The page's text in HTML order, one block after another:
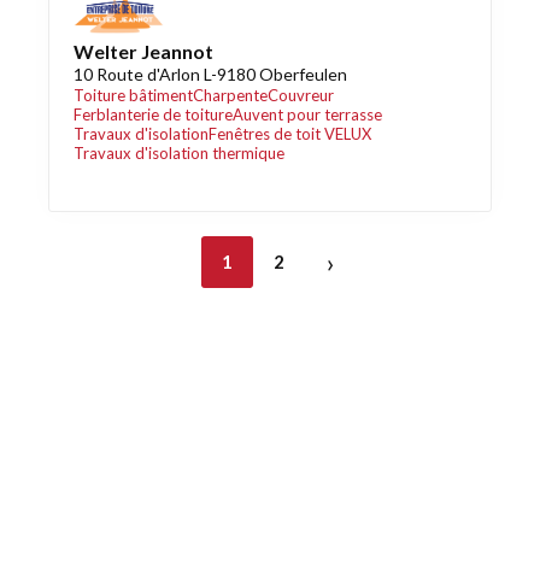
Welter Jeannot
10 Route d'Arlon L-9180 Oberfeulen
Toiture bâtimentCharpenteCouvreur
Ferblanterie de toitureAuvent pour terrasse
Travaux d'isolationFenêtres de toit VELUX
Travaux d'isolation thermique
1 2 ›